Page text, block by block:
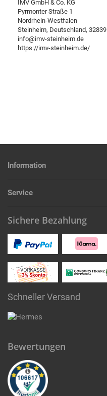
IMV GmbH & Co. KG
Pyrmonter Straße 1
Nordrhein-Westfalen
Steinheim, Deutschland, 32839
info@imv-steinheim.de
https://imv-steinheim.de/
Information
Service
Sichere Bezahlung
Schneller Versand
Bewertungen